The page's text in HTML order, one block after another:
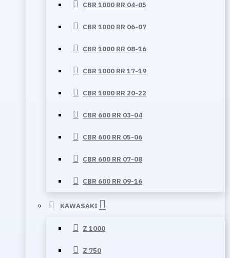
CBR 1000 RR 04-05
CBR 1000 RR 06-07
CBR 1000 RR 08-16
CBR 1000 RR 17-19
CBR 1000 RR 20-22
CBR 600 RR 03-04
CBR 600 RR 05-06
CBR 600 RR 07-08
CBR 600 RR 09-16
KAWASAKI
Z 1000
Z 750